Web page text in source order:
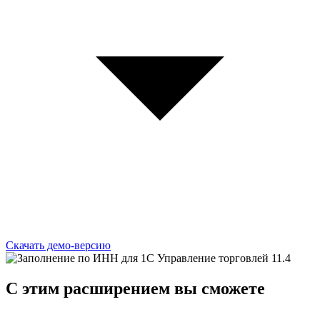
Скачать демо-версию
C этим расширением вы сможете